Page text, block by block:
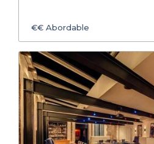
€€ Abordable